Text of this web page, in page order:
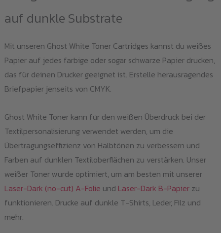
auf dunkle Substrate
Mit unseren Ghost White Toner Cartridges kannst du weißes
Papier auf jedes farbige oder sogar schwarze Papier drucken,
das für deinen Drucker geeignet ist. Erstelle herausragendes
Briefpapier jenseits von CMYK.
Ghost White Toner kann für den weißen Überdruck bei der
Textilpersonalisierung verwendet werden, um die
Übertragungseffizienz von Halbtönen zu verbessern und
Farben auf dunklen Textiloberflächen zu verstärken. Unser
weißer Toner wurde optimiert, um am besten mit unserer
Laser-Dark (no-cut) A-Folie und Laser-Dark B-Papierzu
funktionieren. Drucke auf dunkle T-Shirts, Leder, Filz und
mehr.